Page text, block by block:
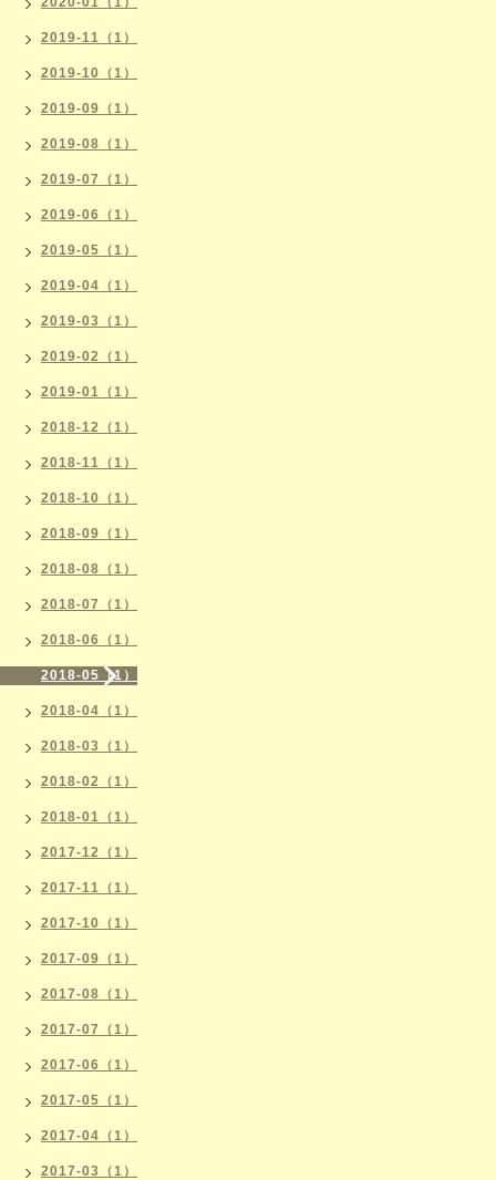
2019-11（1）
2019-10（1）
2019-09（1）
2019-08（1）
2019-07（1）
2019-06（1）
2019-05（1）
2019-04（1）
2019-03（1）
2019-02（1）
2019-01（1）
2018-12（1）
2018-11（1）
2018-10（1）
2018-09（1）
2018-08（1）
2018-07（1）
2018-06（1）
2018-05（1）
2018-04（1）
2018-03（1）
2018-02（1）
2018-01（1）
2017-12（1）
2017-11（1）
2017-10（1）
2017-09（1）
2017-08（1）
2017-07（1）
2017-06（1）
2017-05（1）
2017-04（1）
2017-03（1）